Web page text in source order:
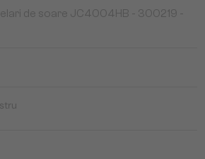
de soare JC4004HB - ​300219 -